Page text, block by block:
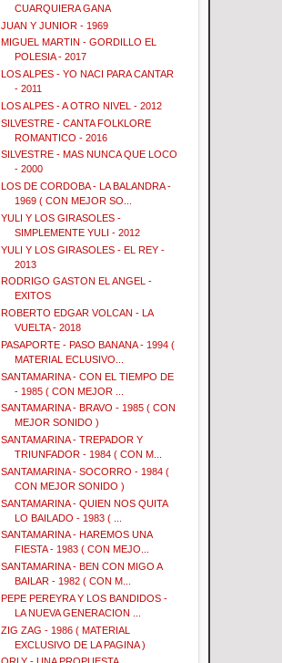
CUARQUIERA GANA
JUAN Y JUNIOR - 1969
MIGUEL MARTIN - GORDILLO EL
POLESIA - 2017
LOS ALPES - YO NACI PARA CANTAR
- 2011
LOS ALPES - A OTRO NIVEL - 2012
SILVESTRE - CANTA FOLKLORE
ROMANTICO - 2016
SILVESTRE - MAS NUNCA QUE LOCO
- 2000
LOS DE CORDOBA - LA BALANDRA -
1969 ( CON MEJOR SO...
YULI Y LOS GIRASOLES -
SIMPLEMENTE YULI - 2012
YULI Y LOS GIRASOLES - EL REY -
2013
RODRIGO GASTON EL ANGEL -
EXITOS
ROBERTO EDGAR VOLCAN - LA
VUELTA - 2018
PASAPORTE - PASO BANANA - 1994 (
MATERIAL ECLUSIVO...
SANTAMARINA - CON EL TIEMPO DE
- 1985 ( CON MEJOR ...
SANTAMARINA - BRAVO - 1985 ( CON
MEJOR SONIDO )
SANTAMARINA - TREPADOR Y
TRIUNFADOR - 1984 ( CON M...
SANTAMARINA - SOCORRO - 1984 (
CON MEJOR SONIDO )
SANTAMARINA - QUIEN NOS QUITA
LO BAILADO - 1983 ( ...
SANTAMARINA - HAREMOS UNA
FIESTA - 1983 ( CON MEJO...
SANTAMARINA - BEN CON MIGO A
BAILAR - 1982 ( CON M...
PEPE PEREYRA Y LOS BANDIDOS -
LA NUEVA GENERACION ...
ZIG ZAG - 1986 ( MATERIAL
EXCLUSIVO DE LA PAGINA )